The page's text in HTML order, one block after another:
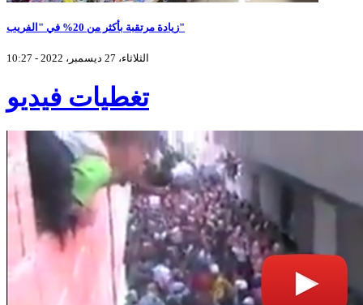
زيادة مرتقبة بأكثر من 20% في "الفريب"
الثلاثاء، 27 ديسمبر، 2022 - 10:27
تغطيات فيديو